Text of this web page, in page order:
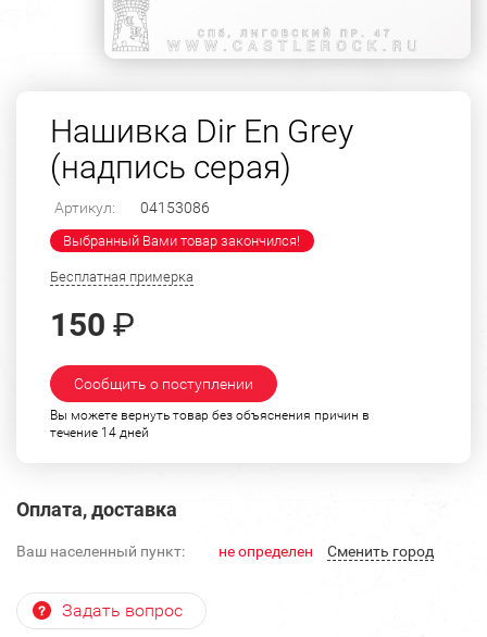
Нашивка Dir En Grey
(надпись серая)
Артикул: 04153086
Выбранный Вами товар закончился!
Бесплатная примерка
150 ₽
Сообщить о поступлении
Вы можете вернуть товар без объяснения причин в
течение 14 дней
Оплата, доставка
Ваш населенный пункт: не определен Cменить город
Задать вопрос